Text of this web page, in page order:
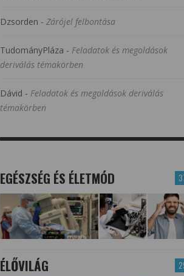
Dzsorden - Zárójel felbontása
TudományPláza - Feladatok és megoldások
deriválás témakörben
Dávid - Feladatok és megoldások deriválás
témakörben
EGÉSZSÉG ÉS ÉLETMÓD
ÉLŐVILÁG